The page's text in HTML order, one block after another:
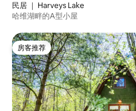
民居 ｜ Harveys Lake
哈维湖畔的A型小屋
房客推荐
房客推荐